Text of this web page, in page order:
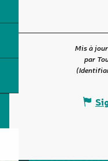
Mis à
par